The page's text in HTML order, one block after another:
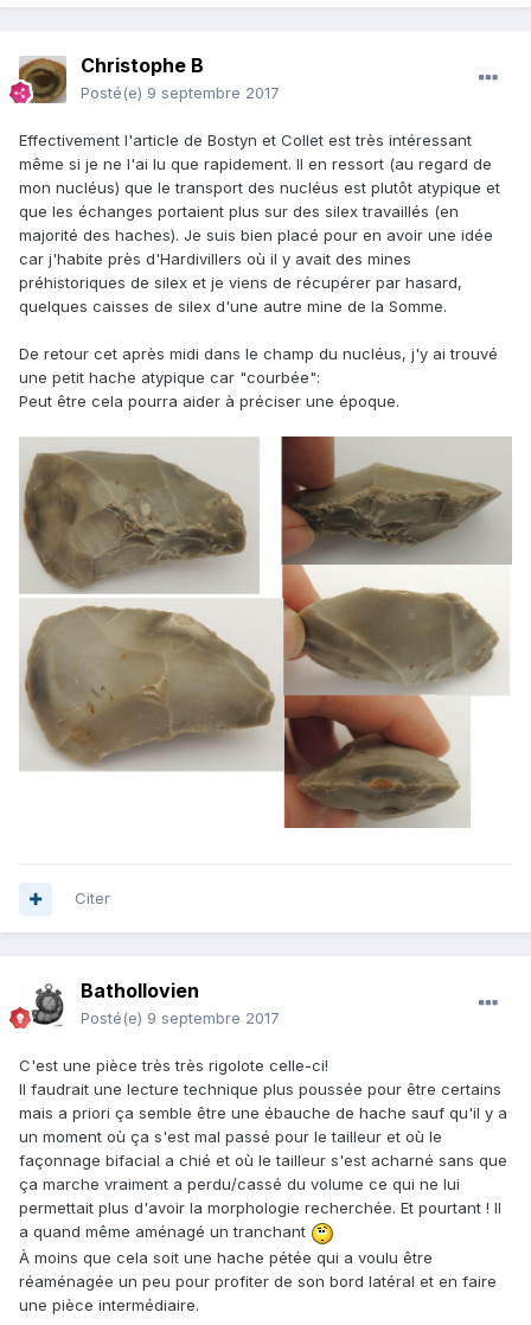
Christophe B
Posté(e) 9 septembre 2017
Effectivement l'article de Bostyn et Collet est très intéressant
même si je ne l'ai lu que rapidement. Il en ressort (au regard de
mon nucléus) que le transport des nucléus est plutôt atypique et
que les échanges portaient plus sur des silex travaillés (en
majorité des haches). Je suis bien placé pour en avoir une idée
car j'habite près d'Hardivillers où il y avait des mines
préhistoriques de silex et je viens de récupérer par hasard,
quelques caisses de silex d'une autre mine de la Somme.
De retour cet après midi dans le champ du nucléus, j'y ai trouvé
une petit hache atypique car "courbée":
Peut être cela pourra aider à préciser une époque.
Citer
Bathollovien
Posté(e) 9 septembre 2017
C'est une pièce très très rigolote celle-ci!
Il faudrait une lecture technique plus poussée pour être certains
mais a priori ça semble être une ébauche de hache sauf qu'il y a
un moment où ça s'est mal passé pour le tailleur et où le
façonnage bifacial a chié et où le tailleur s'est acharné sans que
ça marche vraiment a perdu/cassé du volume ce qui ne lui
permettait plus d'avoir la morphologie recherchée. Et pourtant ! Il
a quand même aménagé un tranchant
À moins que cela soit une hache pétée qui a voulu être
réaménagée un peu pour profiter de son bord latéral et en faire
une pièce intermédiaire.